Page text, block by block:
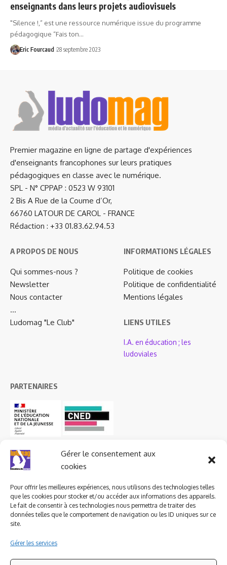
Gérer le consentement aux
cookies
Pour offrir les meilleures expériences, nous utilisons des technologies telles
que les cookies pour stocker et/ou accéder aux informations des appareils.
Le fait de consentir à ces technologies nous permettra de traiter des
données telles que le comportement de navigation ou les ID uniques sur ce
site.
Gérer les services
enseignants dans leurs projets audiovisuels
"Silence !,” est une ressource numérique issue du programme
pédagogique “Fais ton…
Eric Fourcaud 28 septembre 2023
Premier magazine en ligne de partage d'expériences
d'enseignants francophones sur leurs pratiques
pédagogiques en classe avec le numérique.
SPL - N° CPPAP : 0523 W 93101
2 Bis A Rue de la Coume d’Or,
66760 LATOUR DE CAROL - FRANCE
Rédaction : +33 01.83.62.94.53
A PROPOS DE NOUS
Qui sommes-nous ?
Newsletter
Nous contacter
…
Ludomag "Le Club"
INFORMATIONS LÉGALES
Politique de cookies
Politique de confidentialité
Mentions légales
LIENS UTILES
I.A. en éducation ; les
ludoviales
PARTENAIRES